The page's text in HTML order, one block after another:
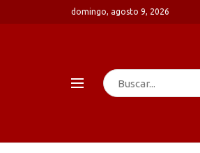
domingo, agosto 9, 2026